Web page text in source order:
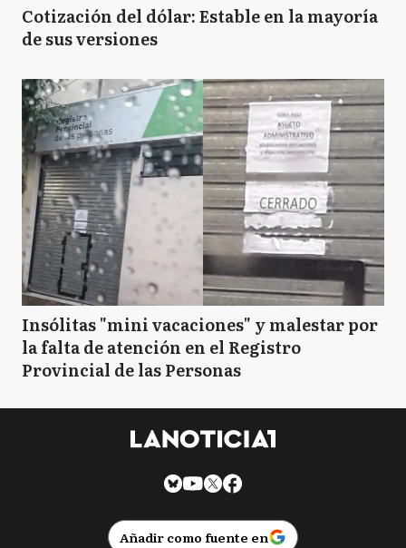
Cotización del dólar: Estable en la mayoría
de sus versiones
Insólitas "mini vacaciones" y malestar por
la falta de atención en el Registro
Provincial de las Personas
Añadir como fuente en